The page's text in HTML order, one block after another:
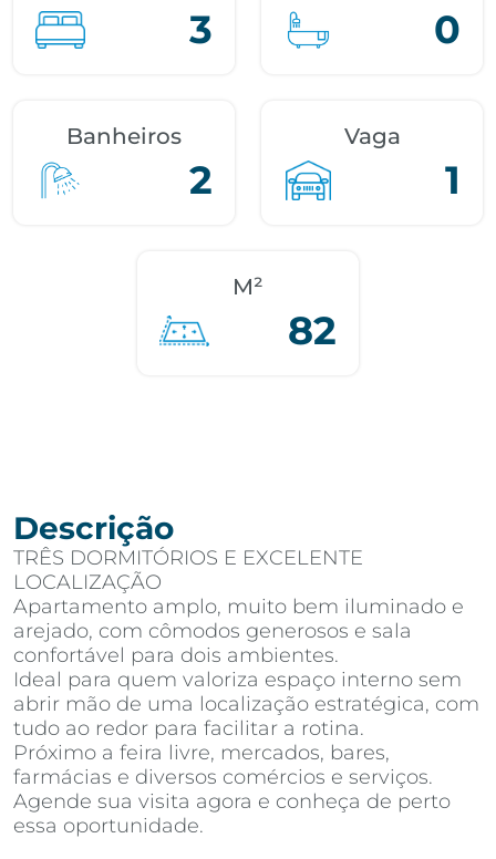
3 0
Banheiros
2
Vaga
1
M²
82
Descrição
TRÊS DORMITÓRIOS E EXCELENTE
LOCALIZAÇÃO
Apartamento amplo, muito bem iluminado e
arejado, com cômodos generosos e sala
confortável para dois ambientes.
Ideal para quem valoriza espaço interno sem
abrir mão de uma localização estratégica, com
tudo ao redor para facilitar a rotina.
Próximo a feira livre, mercados, bares,
farmácias e diversos comércios e serviços.
Agende sua visita agora e conheça de perto
essa oportunidade.